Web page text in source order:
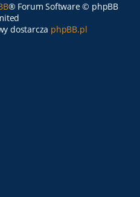
® Forum Software © phpBB
dostarcza phpBB.pl